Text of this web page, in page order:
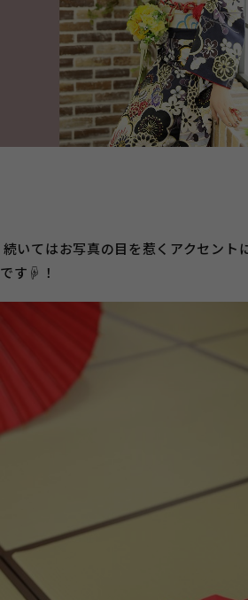
続いてはお写真の目を惹くアクセント
です☟！